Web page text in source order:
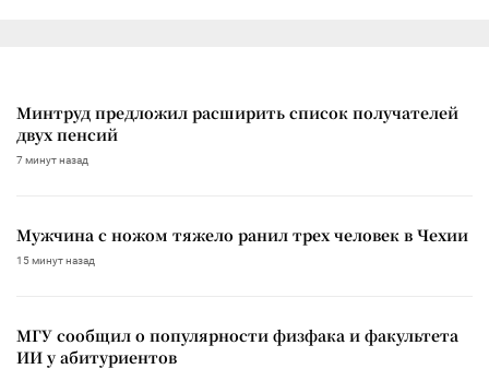
Минтруд предложил расширить список получателей
двух пенсий
7 минут назад
Мужчина с ножом тяжело ранил трех человек в Чехии
15 минут назад
МГУ сообщил о популярности физфака и факультета
ИИ у абитуриентов